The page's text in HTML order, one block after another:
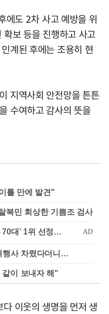
에도 2차 사고 예방을 위
보 등을 진행하고 사고
계된 후에는 조용히 현
지역사회 안전망을 튼튼
수여하고 감사의 뜻을
틀 만에 발견"
북민 회상한 기쁨조 검사
행사 차렸다더니…
이 보내자 해"
이웃의 생명을 먼저 생